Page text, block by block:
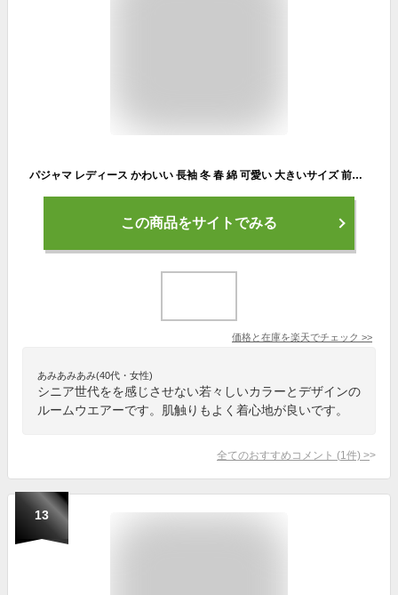
パジャマ レディース かわいい 長袖 冬 春 綿 可愛い 大きいサイズ 前開き 入院 おしゃれ ピンク 婦人 秋冬 ルームウエア ナイト 冬パジャマ 部屋着 セットアップ 上下 ナイトウエア 寝間着 高級 母 妻 誕生日 プレゼント クリスマス ホワイトデー 敬老の日 母の日 ギフト 白
この商品をサイトでみる
価格と在庫を楽天でチェック >>
あみあみあみ(40代・女性)
シニア世代をを感じさせない若々しいカラーとデザインの
ルームウエアーです。肌触りもよく着心地が良いです。
全てのおすすめコメント (1 件) >
13